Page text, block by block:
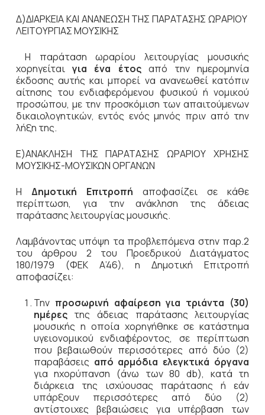
Δ)ΔΙΑΡΚΕΙΑ ΚΑΙ ΑΝΑΝΕΩΣΗ ΤΗΣ ΠΑΡΑΤΑΣΗΣ ΩΡΑΡΙΟΥ
ΛΕΙΤΟΥΡΓΙΑΣ ΜΟΥΣΙΚΗΣ
Η παράταση ωραρίου λειτουργίας μουσικής
χορηγείταιγια ένα έτος από την ημερομηνία
έκδοσης αυτής και μπορεί να ανανεωθεί κατόπιν
αίτησης του ενδιαφερόμενου φυσικού ή νομικού
προσώπου, με την προσκόμιση των απαιτούμενων
δικαιολογητικών, εντός ενός μηνός πριν από την
λήξη της.
Ε)ΑΝΑΚΛΗΣΗ ΤΗΣ ΠΑΡΑΤΑΣΗΣ ΩΡΑΡΙΟΥ ΧΡΗΣΗΣ
ΜΟΥΣΙΚΗΣ-ΜΟΥΣΙΚΩΝ ΟΡΓΑΝΩΝ
Η Δημοτική Επιτροπή αποφασίζει σε κάθε
περίπτωση, για την ανάκληση της άδειας
παράτασης λειτουργίας μουσικής.
Λαμβάνοντας υπόψη τα προβλεπόμενα στην παρ.2
του άρθρου 2 του Προεδρικού Διατάγματος
180/1979 (ΦΕΚ Α’46), η Δημοτική Επιτροπή
αποφασίζει:
Την προσωρινή αφαίρεση για τριάντα (30)
ημέρεςτης άδειας παράτασης λειτουργίας
μουσικής η οποία χορηγήθηκε σε κατάστημα
υγειονομικού ενδιαφέροντος, σε περίπτωση
που βεβαιωθούν περισσότερες από δύο (2)
παραβάσεις από αρμόδια ελεγκτικά όργανα
για ηχορύπανση (άνω των 80 db), κατά τη
διάρκεια της ισχύουσας παράτασης ή εάν
υπάρξουν περισσότερες από δύο (2)
αντίστοιχες βεβαιώσεις για υπέρβαση των